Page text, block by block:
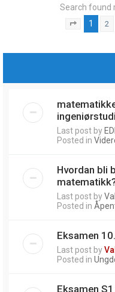
Search found
Page of
1 2
Last post by
Posted in
Hvordan bli
Last post by
Posted in
Eksamen
Last post by
Posted in
Eksamen